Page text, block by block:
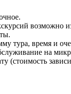
возможно
тура, время и
на